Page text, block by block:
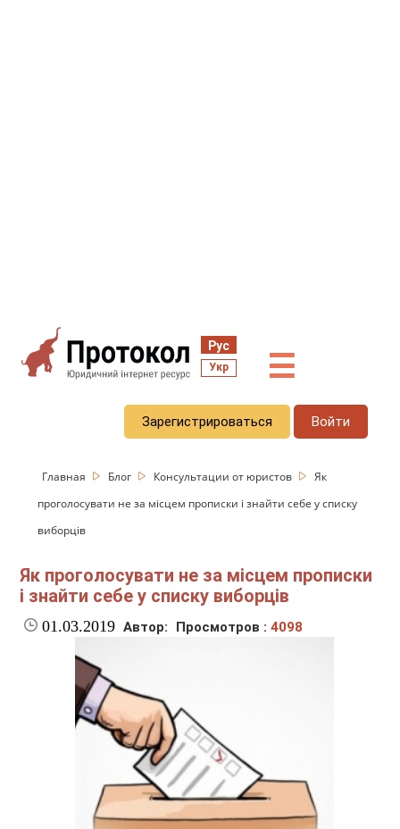
Рус
Укр ☰
Зарегистрироваться Войти
Главная Блог Консультации от юристов
Як
проголосувати не за місцем прописки і знайти себе у списку
виборців
Як проголосувати не за місцем прописки
і знайти себе у списку виборців
01.03.2019 Автор: Просмотров :4098